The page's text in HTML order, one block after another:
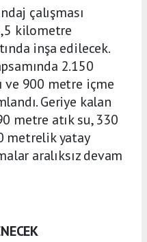
çalışması
kilometre
inşa edilecek.
2.150
ve 900 metre içme
Geriye kalan
metre atık su, 330
metrelik yatay
aralıksız devam